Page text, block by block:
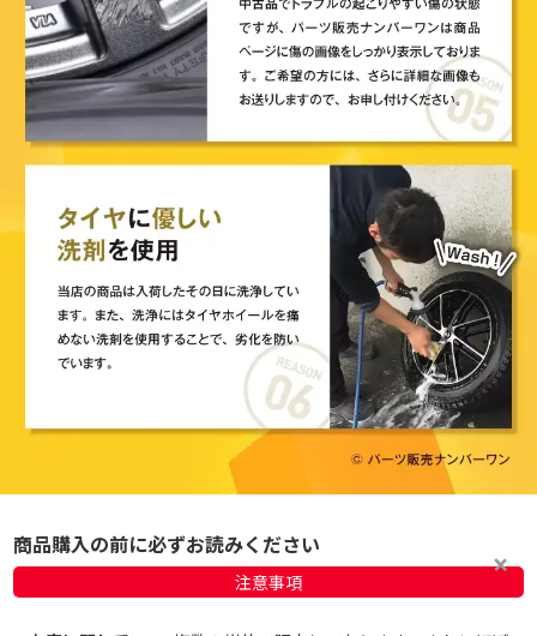
商品購入の前に必ずお読みください
注意事項